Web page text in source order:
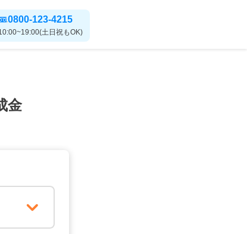
0800-123-4215
土日祝もOK)
金